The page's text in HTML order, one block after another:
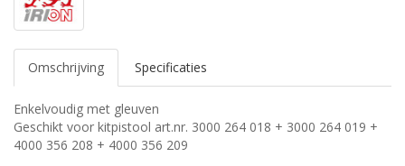
Omschrijving Specificaties
Enkelvoudig met gleuven
Geschikt voor kitpistool art.nr. 3000 264 018 + 3000 264 019 +
4000 356 208 + 4000 356 209